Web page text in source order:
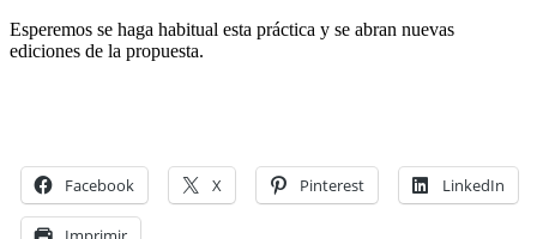
Esperemos se haga habitual esta práctica y se abran nuevas
ediciones de la propuesta.
Facebook X Pinterest LinkedIn